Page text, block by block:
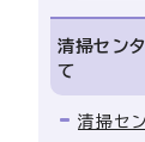
清掃セン
て
清掃セ